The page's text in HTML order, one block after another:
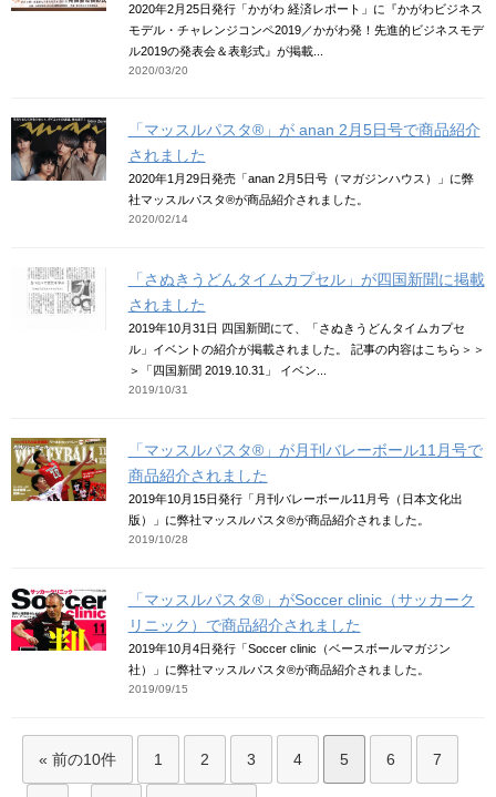
2020年2月25日発行「かがわ 経済レポート」に『かがわビジネス
モデル・チャレンジコンペ2019／かがわ発！先進的ビジネスモデ
ル2019の発表会＆表彰式』が掲載...
2020/03/20
「マッスルパスタ®」が anan 2月5日号で商品紹介
されました
2020年1月29日発売「anan 2月5日号（マガジンハウス）」に弊
社マッスルパスタ®が商品紹介されました。
2020/02/14
「さぬきうどんタイムカプセル」が四国新聞に掲載
されました
2019年10月31日 四国新聞にて、「さぬきうどんタイムカプセ
ル」イベントの紹介が掲載されました。 記事の内容はこちら＞＞
＞「四国新聞 2019.10.31」 イベン...
2019/10/31
「マッスルパスタ®」が月刊バレーボール11月号で
商品紹介されました
2019年10月15日発行「月刊バレーボール11月号（日本文化出
版）」に弊社マッスルパスタ®が商品紹介されました。
2019/10/28
「マッスルパスタ®」がSoccer clinic（サッカーク
リニック）で商品紹介されました
2019年10月4日発行「Soccer clinic（ベースボールマガジン
社）」に弊社マッスルパスタ®が商品紹介されました。
2019/09/15
« 前の10件 1 2 3 4 5 6 7